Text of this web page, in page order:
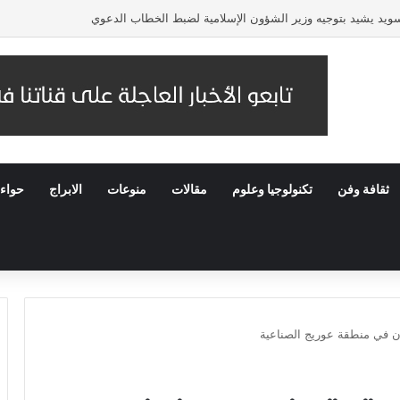
يشيد بتوجيه وزير الشؤون الإسلامية لضبط الخطاب الدعوي
ثقافة وفن تكنولوجيا وعلوم مقالات منوعات الابراج حواء
في منطقة عوريج الصناعية